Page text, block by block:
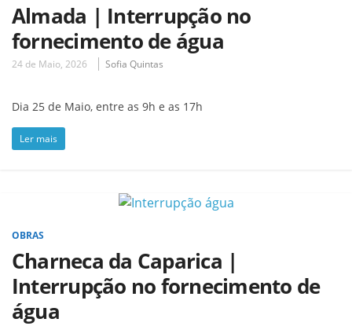
Almada | Interrupção no
fornecimento de água
24 de Maio, 2026 Sofia Quintas
Dia 25 de Maio, entre as 9h e as 17h
Ler mais
OBRAS
Charneca da Caparica |
Interrupção no fornecimento de
água